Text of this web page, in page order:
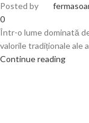
Posted by
0
Într-o lume dominată
valorile tradiționale ale
Continue reading